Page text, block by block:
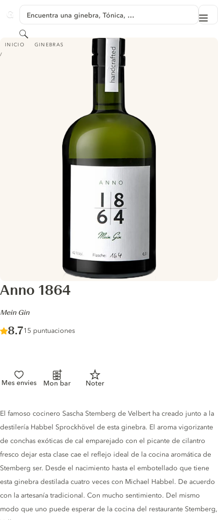
GINVENTORY
Encuentra una ginebra, Tónica, …
Buscar
INICIO GINEBRAS
ANNO 1864 - MEIN GIN
Anno 1864
-
Mein Gin
Score :
8.7/ 10
15 puntuaciones
Mes envies Mon bar Noter
Gin description
El famoso cocinero Sascha Stemberg de Velbert ha creado junto a la
destilería Habbel Sprockhövel de esta ginebra. El aroma vigorizante
de conchas exóticas de cal emparejado con el picante de cilantro
fresco dejar esta clase cae el reflejo ideal de la cocina aromática de
Stemberg ser. Desde el nacimiento hasta el embotellado que tiene
esta ginebra destilada cuatro veces con Michael Habbel. De acuerdo
con la artesanía tradicional. Con mucho sentimiento. Del mismo
modo que uno puede esperar de la cocina del restaurante Stemberg,